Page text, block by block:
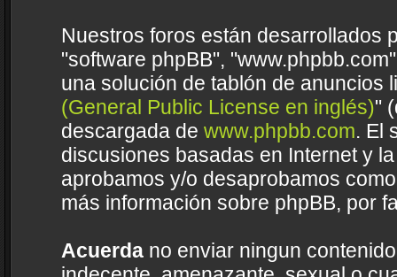
Nuestros foros están desarrollados
"software phpBB",
una solución de tablón de anuncios
(General Public License en inglés)"
descargada de www.phpbb.com. El
discusiones basadas en Internet y
aprobamos y/o desaprobamos
más información sobre phpBB, por
Acuerdano enviar ningun